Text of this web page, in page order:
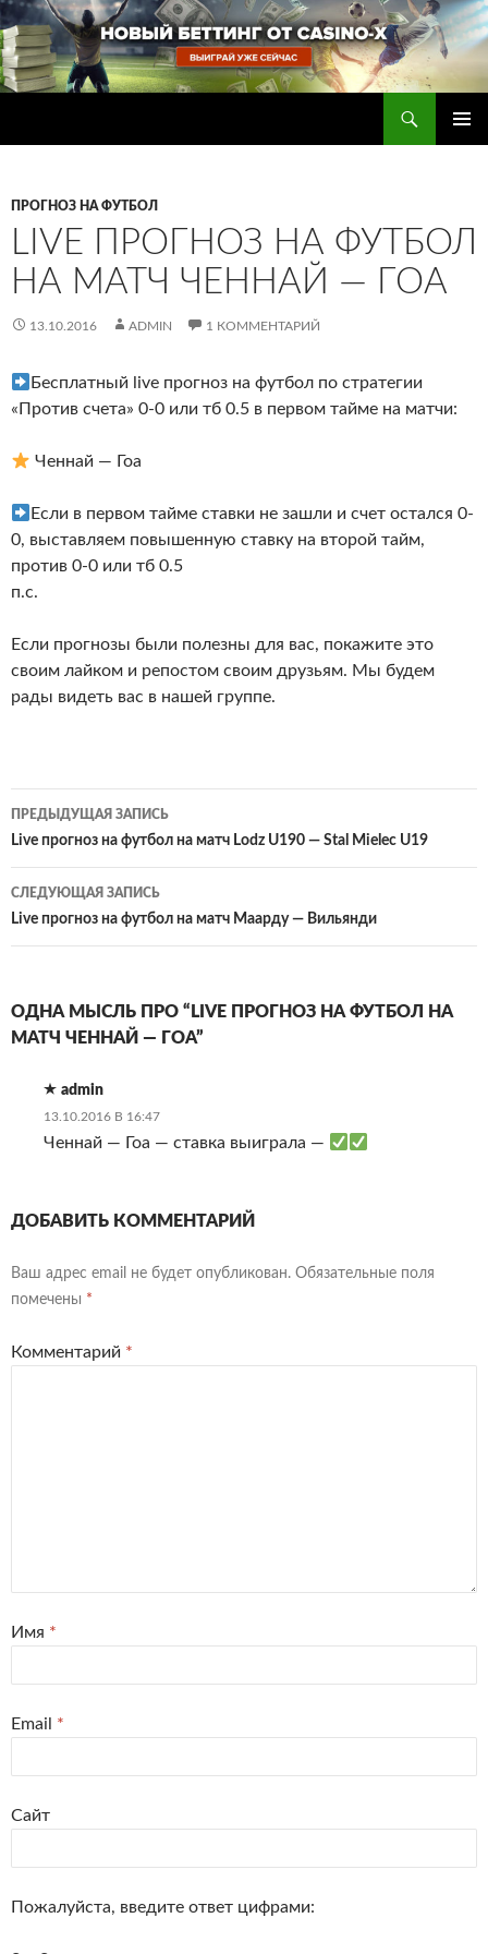
Перейти
к
содержимому
ПРОГНОЗ НА ФУТБОЛ
LIVE ПРОГНОЗ НА ФУТБОЛ
НА МАТЧ ЧЕННАЙ — ГОА
13.10.2016 ADMIN 1 КОММЕНТАРИЙ
Бесплатный live прогноз на футбол по стратегии
«Против счета» 0-0 или тб 0.5 в первом тайме на матчи:
Ченнай — Гоа
Если в первом тайме ставки не зашли и счет остался 0-
0, выставляем повышенную ставку на второй тайм,
против 0-0 или тб 0.5
п.с.
Если прогнозы были полезны для вас, покажите это
своим лайком и репостом своим друзьям. Мы будем
рады видеть вас в нашей группе.
Навигация
по
записям
ПРЕДЫДУЩАЯ ЗАПИСЬ
Live прогноз на футбол на матч Lodz U190 — Stal Mielec U19
СЛЕДУЮЩАЯ ЗАПИСЬ
Live прогноз на футбол на матч Маарду — Вильянди
ОДНА МЫСЛЬ ПРО “LIVE ПРОГНОЗ НА ФУТБОЛ НА
МАТЧ ЧЕННАЙ — ГОА”
admin
13.10.2016 В 16:47
Ченнай — Гоа — ставка выиграла —
ДОБАВИТЬ КОММЕНТАРИЙ
Ваш адрес email не будет опубликован. Обязательные поля
помечены *
Комментарий *
Имя *
Email *
Сайт
Пожалуйста, введите ответ цифрами: